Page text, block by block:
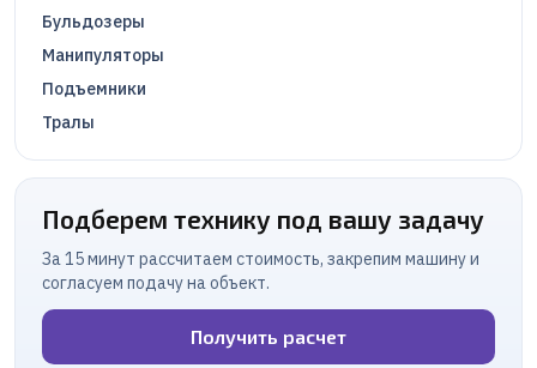
Бульдозеры
Манипуляторы
Подъемники
Тралы
Подберем технику под вашу задачу
За 15 минут рассчитаем стоимость, закрепим машину и
согласуем подачу на объект.
Получить расчет